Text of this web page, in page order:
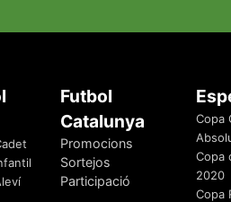
Futbol
Catalunya
Promocions
Sortejos
Participació
Copa
Copa
2020
Copa